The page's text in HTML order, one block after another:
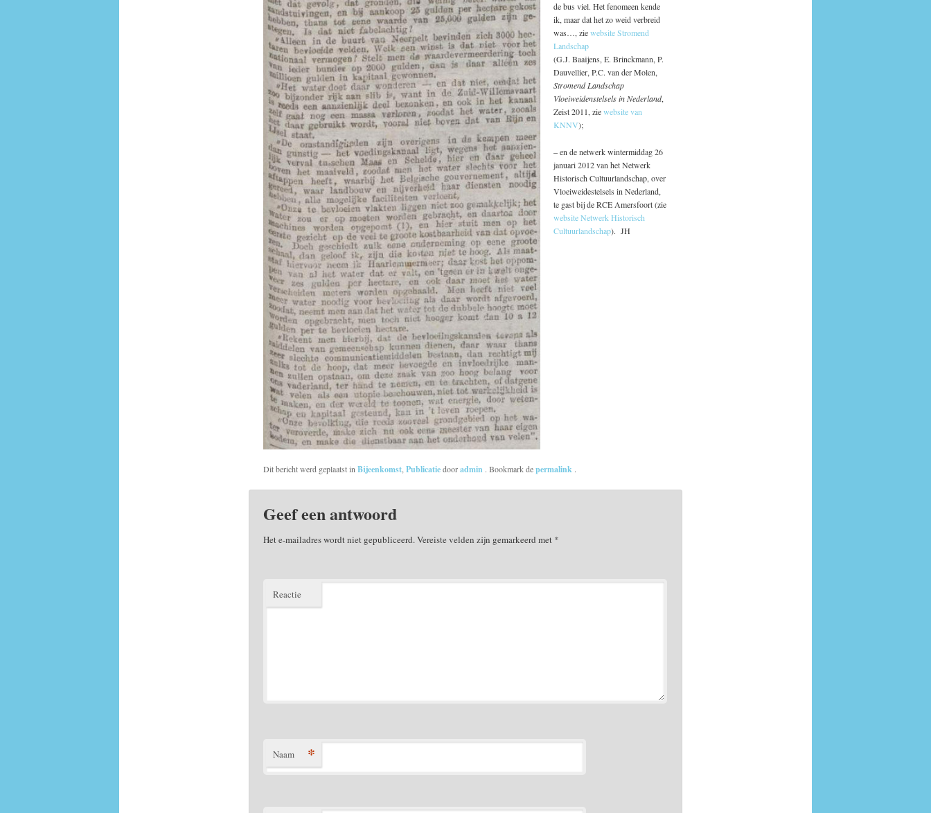
de bus viel. Het fenomeen kende
ik, maar dat het zo weid verbreid
was…, ziewebsite Stromend
Landschap
(G.J. Baaijens, E. Brinckmann, P.
Dauvellier, P.C. van der Molen,
Stromend Landschap
Vloeiweidenstelsels in Nederland,
Zeist 2011, ziewebsite van
KNNV);
– en de netwerk wintermiddag 26
januari 2012 van het Netwerk
Historisch Cultuurlandschap, over
Vloeiweidestelsels in Nederland,
te gast bij de RCE Amersfoort (zie
website Netwerk Historisch
Cultuurlandschap). JH
Dit bericht werd geplaatst in Bijeenkomst, Publicatiedooradmin . Bookmark depermalink .
Geef een antwoord
Het e-mailadres wordt niet gepubliceerd.Vereiste velden zijn gemarkeerd met *
Reactie
Naam *